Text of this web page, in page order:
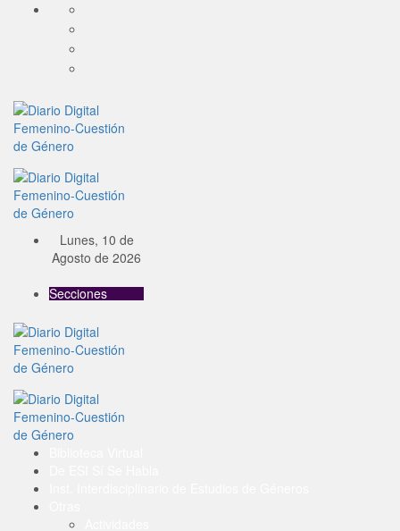
Lunes, 10 de
Agosto de 2026
Secciones